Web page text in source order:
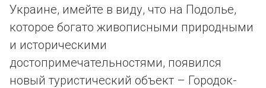
Украине, имейте в виду, что на Подолье,
которое богато живописными природными
и историческими
достопримечательностями, появился
новый туристический объект – Городок-